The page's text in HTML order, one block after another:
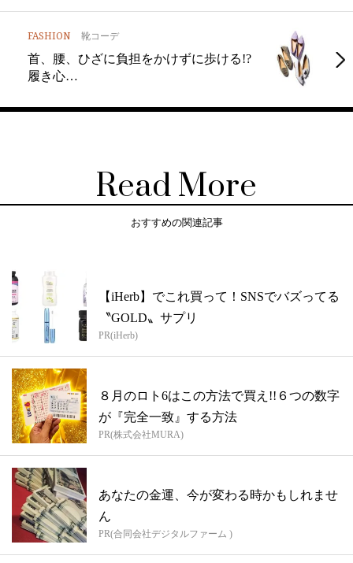
FASHION 靴コーデ
首、腰、ひざに負担をかけずに歩ける!?
履き心…
Read More
おすすめの関連記事
【iHerb】でこれ買って！SNSでバズってる
〝GOLD〟サプリ
PR(iHerb)
８月のロト6はこの方法で買え!!６つの数字
が『完全一致』する方法
PR(株式会社MURA)
あなたの金運、今が変わる時かもしれませ
ん
PR(合同会社デジタルファーム )